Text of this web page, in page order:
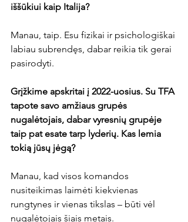
iššūkiui kaip Italija?
Manau, taip. Esu fizikai ir psichologiškai
labiau subrendęs, dabar reikia tik gerai
pasirodyti.
Grįžkime apskritai į 2022-uosius. Su TFA
tapote savo amžiaus grupės
nugalėtojais, dabar vyresnių grupėje
taip pat esate tarp lyderių. Kas lemia
tokią jūsų jėgą?
Manau, kad visos komandos
nusiteikimas laimėti kiekvienas
rungtynes ir vienas tikslas – būti vėl
nugalėtojais šiais metais.